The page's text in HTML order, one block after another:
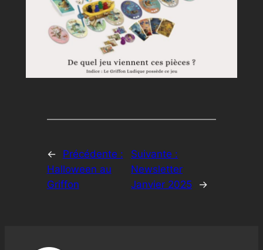
←
Précédente :
Halloween au
Griffon
Suivante :
Newsletter
Janvier 2025
→